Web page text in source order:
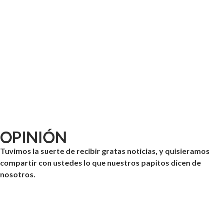
OPINIÓN
Tuvimos la suerte de recibir gratas noticias, y quisieramos
compartir con ustedes lo que nuestros papitos dicen de
nosotros.